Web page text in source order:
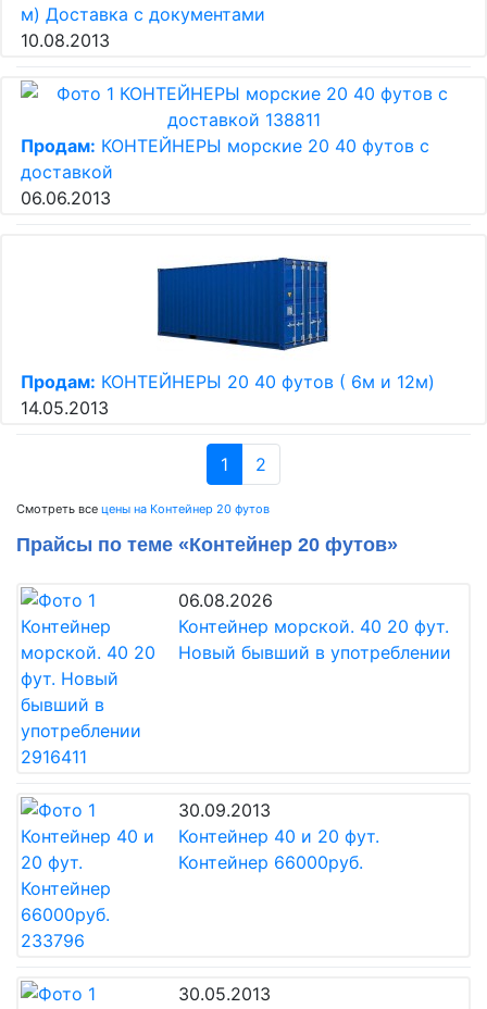
м) Доставка с документами
10.08.2013
Продам: КОНТЕЙНЕРЫ морские 20 40 футов с
доставкой
06.06.2013
Продам: КОНТЕЙНЕРЫ 20 40 футов ( 6м и 12м)
14.05.2013
1 2
Смотреть все цены на Контейнер 20 футов
Прайсы по теме «Контейнер 20 футов»
06.08.2026
Контейнер морской. 40 20 фут.
Новый бывший в употреблении
30.09.2013
Контейнер 40 и 20 фут.
Контейнер 66000руб.
30.05.2013